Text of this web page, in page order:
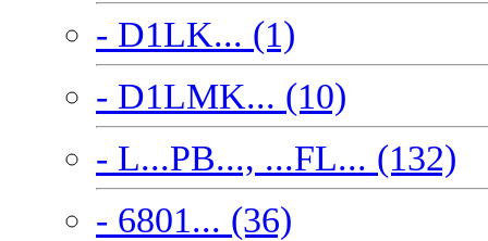
- D1LK... (1)
- D1LMK... (10)
- L...PB..., ...FL... (132)
- 6801... (36)